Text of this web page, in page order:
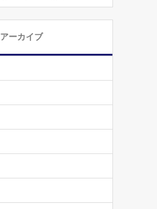
アーカイブ